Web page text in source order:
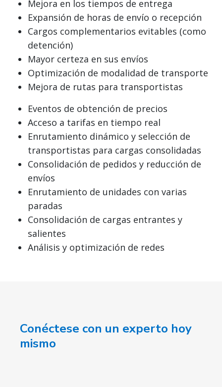
Mejora en los tiempos de entrega
Expansión de horas de envío o recepción
Cargos complementarios evitables (como
detención)
Mayor certeza en sus envíos
Optimización de modalidad de transporte
Mejora de rutas para transportistas
Eventos de obtención de precios
Acceso a tarifas en tiempo real
Enrutamiento dinámico y selección de
transportistas para cargas consolidadas
Consolidación de pedidos y reducción de
envíos
Enrutamiento de unidades con varias
paradas
Consolidación de cargas entrantes y
salientes
Análisis y optimización de redes
Conéctese con un experto hoy
mismo